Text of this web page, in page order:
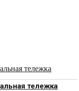
тележка